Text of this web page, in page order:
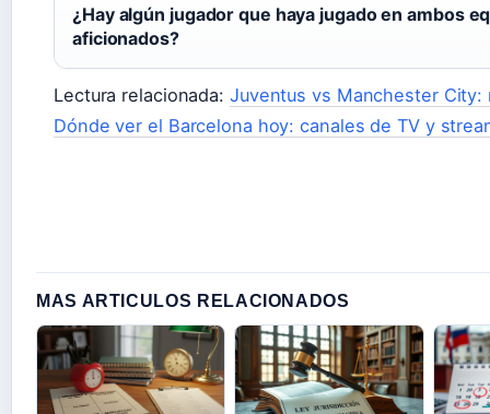
¿Hay algún jugador que haya jugado en ambos
aficionados?
Lectura relacionada: Juventus vs Manchester
Dónde ver el Barcelona hoy: canales de TV y
MAS ARTICULOS RELACIONADOS